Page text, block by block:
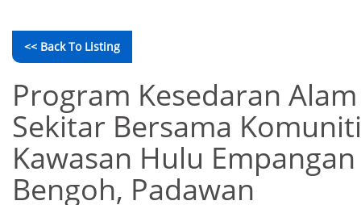
<< Back To Listing
Program Kesedaran Alam
Sekitar Bersama
Kawasan Hulu Empangan
Bengoh, Padawan